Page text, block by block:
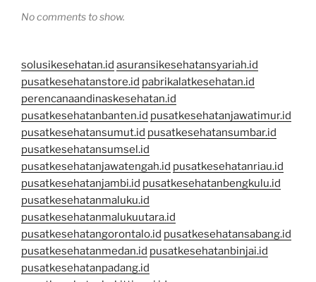
No comments to show.
solusikesehatan.id asuransikesehatansyariah.id
pusatkesehatanstore.id pabrikalatkesehatan.id
perencanaandinaskesehatan.id
pusatkesehatanbanten.id pusatkesehatanjawatimur.id
pusatkesehatansumut.id pusatkesehatansumbar.id
pusatkesehatansumsel.id
pusatkesehatanjawatengah.id pusatkesehatanriau.id
pusatkesehatanjambi.id pusatkesehatanbengkulu.id
pusatkesehatanmaluku.id
pusatkesehatanmalukuutara.id
pusatkesehatangorontalo.id pusatkesehatansabang.id
pusatkesehatanmedan.id pusatkesehatanbinjai.id
pusatkesehatanpadang.id